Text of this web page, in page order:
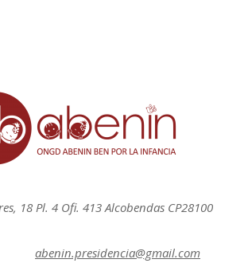
18 Pl. 4 Ofi. 413 Alcobendas CP28100
abenin.presidencia@gmail.com